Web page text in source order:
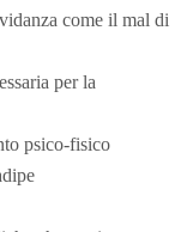
come il mal di
per la
psico-fisico